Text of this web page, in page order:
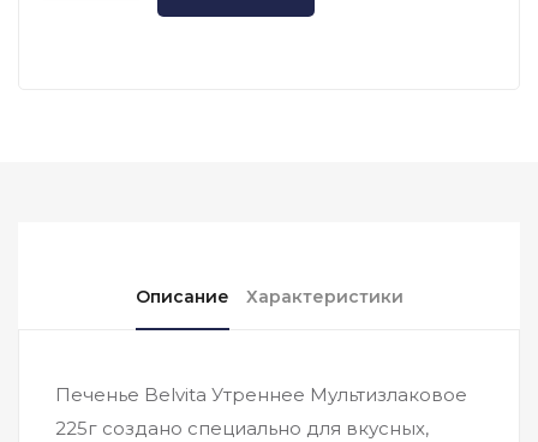
Описание Характеристики
Печенье Belvita Утреннее Мультизлаковое
225г создано специально для вкусных,